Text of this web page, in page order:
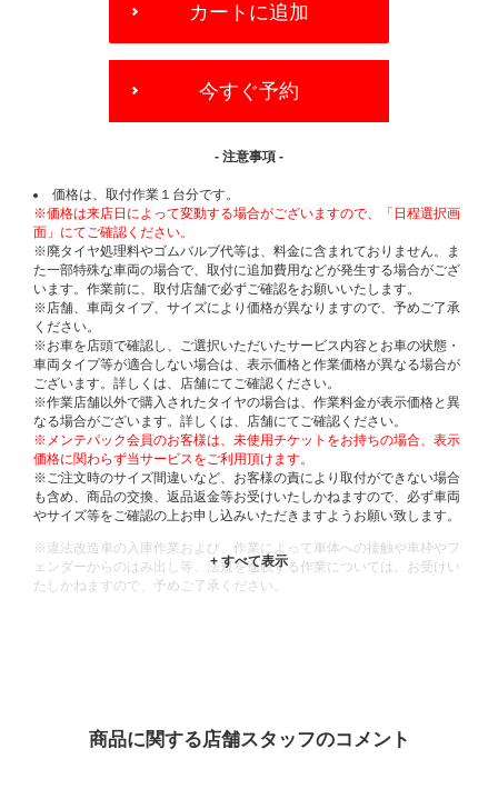
OPTIONS
カートに追加
今すぐ予約
- 注意事項 -
価格は、取付作業１台分です。
※価格は来店日によって変動する場合がございますので、「日程選択画
面」にてご確認ください。
※廃タイヤ処理料やゴムバルブ代等は、料金に含まれておりません。ま
た一部特殊な車両の場合で、取付に追加費用などが発生する場合がござ
います。作業前に、取付店舗で必ずご確認をお願いいたします。
※店舗、車両タイプ、サイズにより価格が異なりますので、予めご了承
ください。
※お車を店頭で確認し、ご選択いただいたサービス内容とお車の状態・
車両タイプ等が適合しない場合は、表示価格と作業価格が異なる場合が
ございます。詳しくは、店舗にてご確認ください。
※作業店舗以外で購入されたタイヤの場合は、作業料金が表示価格と異
なる場合がございます。詳しくは、店舗にてご確認ください。
※メンテパック会員のお客様は、未使用チケットをお持ちの場合、表示
価格に関わらず当サービスをご利用頂けます。
※ご注文時のサイズ間違いなど、お客様の責により取付ができない場合
も含め、商品の交換、返品返金等お受けいたしかねますので、必ず車両
やサイズ等をご確認の上お申し込みいただきますようお願い致します。
※違法改造車の入庫作業および、作業によって車体への接触や車枠やフ
ェンダーからのはみ出し等、法規を逸脱する作業については、お受けい
たしかねますので、予めご了承ください。
商品に関する店舗スタッフのコメント